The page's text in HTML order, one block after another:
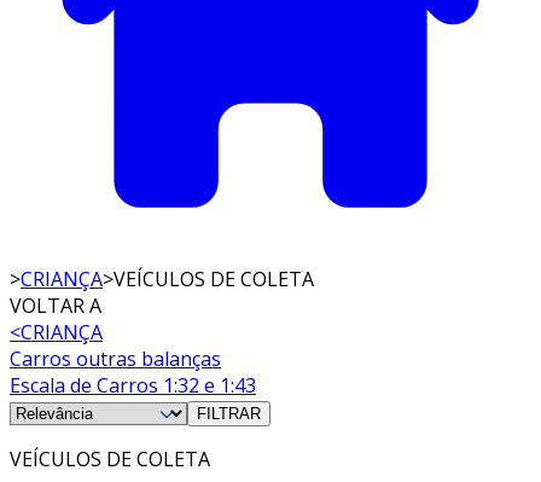
>CRIANÇA>VEÍCULOS DE COLETA
VOLTAR A
<CRIANÇA
Carros outras balanças
Escala de Carros 1:32 e 1:43
FILTRAR
VEÍCULOS DE COLETA